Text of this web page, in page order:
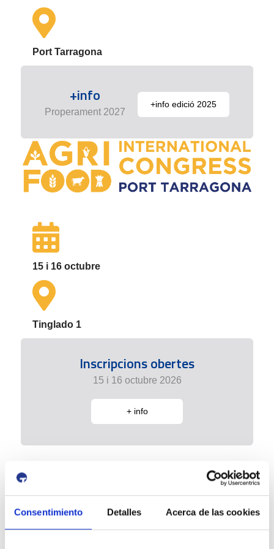
Consentimiento Detalles Acerca de las cookies
Port Tarragona
+info
Properament 2027
+info edició 2025
15 i 16 octubre
Tinglado 1
Inscripcions obertes
15 i 16 octubre 2026
+ info